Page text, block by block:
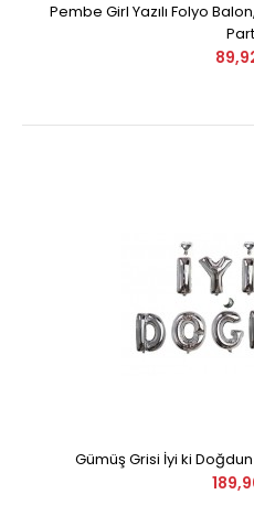
Pembe Girl Yazılı Folyo
Gümüş Grisi İyi ki